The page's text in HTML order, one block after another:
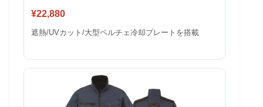
¥22,880
遮熱/UVカット/大型ペルチェ冷却プレートを搭載